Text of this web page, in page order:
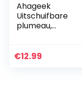
Ahageek
Uitschuifbare
plumeau,
lange
€12.99